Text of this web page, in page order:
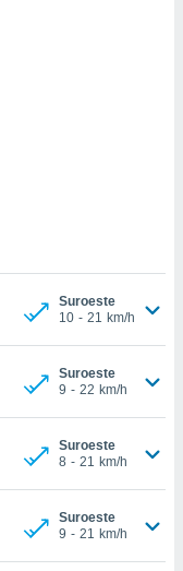
Suroeste
10 - 21 km/h
Suroeste
9 - 22 km/h
Suroeste
8 - 21 km/h
Suroeste
9 - 21 km/h